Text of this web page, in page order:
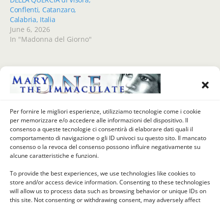
Per fornire le migliori esperienze, utilizziamo tecnologie come i cookie
per memorizzare e/o accedere alle informazioni del dispositivo. Il
consenso a queste tecnologie ci consentirà di elaborare dati quali il
comportamento di navigazione o gli ID univoci su questo sito. Il mancato
consenso o la revoca del consenso possono influire negativamente su
alcune caratteristiche e funzioni.
To provide the best experiences, we use technologies like cookies to
store and/or access device information. Consenting to these technologies
will allow us to process data such as browsing behavior or unique IDs on
this site. Not consenting or withdrawing consent, may adversely affect
Conflenti, Catanzaro,
Calabria, Italia
June 6, 2026
In "Madonna del Giorno"
Previous Post
La Madonna Del Giorno
(31 Agosto) - NOSTRA
SIGNORA DEL BUON
VIAGGIO, Tenerife,
Candelaria, Canarie
La Madonna Del Giorno (2
Settembre) – Madonna Della
Montagna, Polsi Di San Luca,
Reggio Calabria, Calabria,
Italia
Back to top